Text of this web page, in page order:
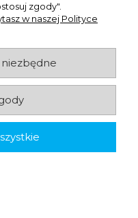
+48 728 202 070
zgody".
w naszej Polityce